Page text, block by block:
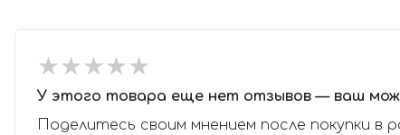
★★★★★
★★★★★
У этого товара еще нет отзывов — ваш
Поделитесь своим мнением после покупки в